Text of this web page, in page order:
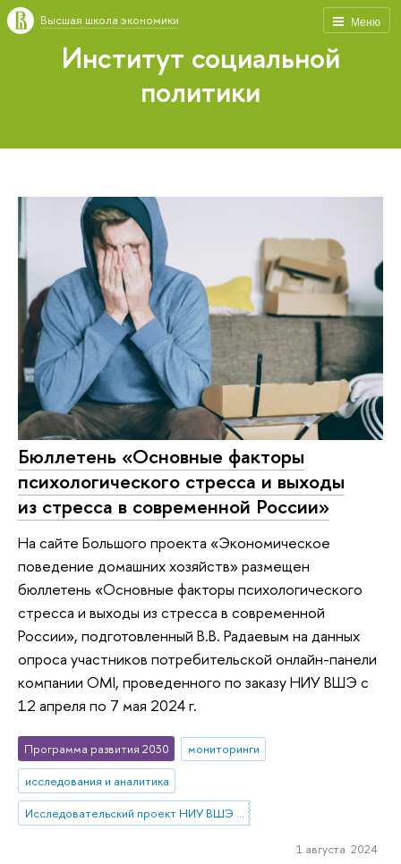
Меню
Высшая школа экономики
Институт социальной
политики
Бюллетень «Основные факторы
психологического стресса и выходы
из стресса в современной России»
На сайте Большого проекта «Экономическое
поведение домашних хозяйств» размещен
бюллетень «Основные факторы психологического
стресса и выходы из стресса в современной
России», подготовленный В.В. Радаевым на данных
опроса участников потребительской онлайн-панели
компании OMI, проведенного по заказу НИУ ВШЭ с
12 апреля по 7 мая 2024 г.
Программа развития 2030
мониторинги
исследования и аналитика
Исследовательский проект НИУ ВШЭ «Экономическое поведение домашних хозяйств»
1 августа 2024